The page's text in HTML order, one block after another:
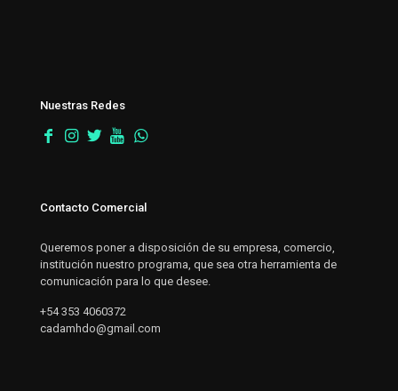
Nuestras Redes
Contacto Comercial
Queremos poner a disposición de su empresa, comercio,
institución nuestro programa, que sea otra herramienta de
comunicación para lo que desee.
+54 353 4060372
cadamhdo@gmail.com